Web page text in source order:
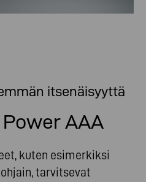
itsenäisyyttä
AAA
kuten esimerkiksi
tarvitsevat